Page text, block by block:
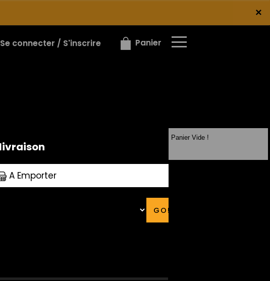
×
Se connecter / S'inscrire Panier
×
Panier Vide !